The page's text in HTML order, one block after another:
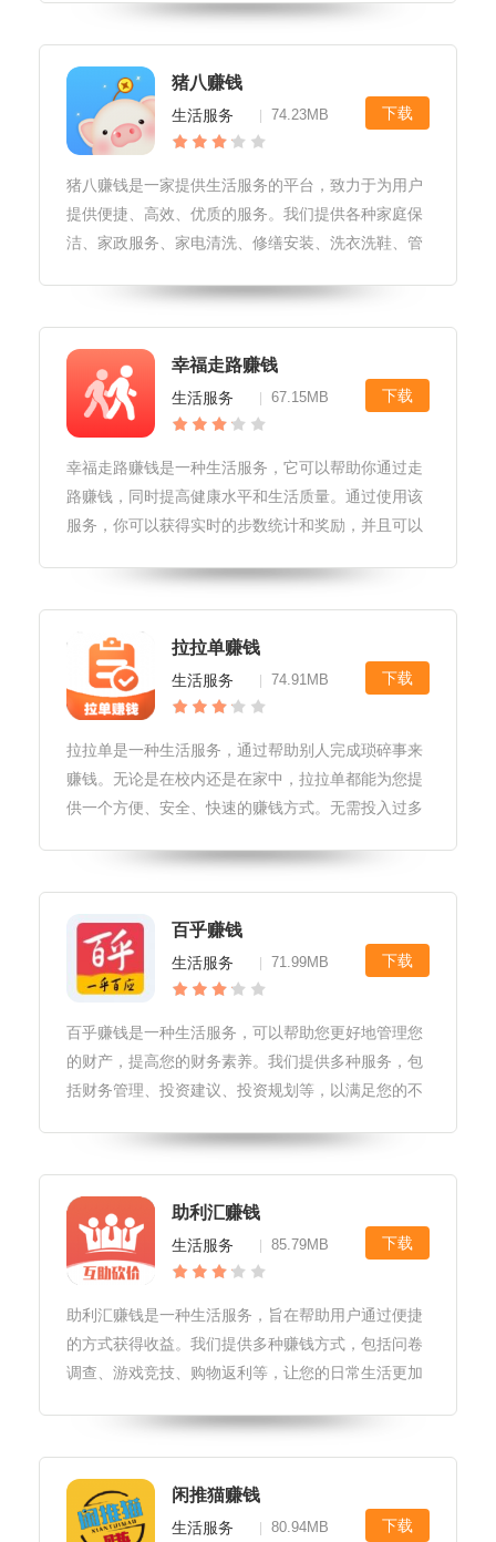
件更新1.修复了用户反馈的一些已知问题，提升了用
户体验。2.优化了软件界面，
猪八赚钱
生活服务 74.23MB 下载
猪八赚钱是一家提供生活服务的平台，致力于为用户
提供便捷、高效、优质的服务。我们提供各种家庭保
洁、家政服务、家电清洗、修缮安装、洗衣洗鞋、管
车等服务，让您享受全方位的生活服务。猪八赚钱软
件更新我们持续改进和更新软件，
幸福走路赚钱
生活服务 67.15MB 下载
幸福走路赚钱是一种生活服务，它可以帮助你通过走
路赚钱，同时提高健康水平和生活质量。通过使用该
服务，你可以获得实时的步数统计和奖励，并且可以
钱软件特色幸福走路赚钱软件是一款简单易用的赚钱
应用，用户只需通过步行或跑步的
拉拉单赚钱
生活服务 74.91MB 下载
拉拉单是一种生活服务，通过帮助别人完成琐碎事来
赚钱。无论是在校内还是在家中，拉拉单都能为您提
供一个方便、安全、快速的赚钱方式。无需投入过多
益。无论是作为一种额外的收入还是作为一个全职的
工作，拉拉单都是您的理想之选。
百乎赚钱
生活服务 71.99MB 下载
百乎赚钱是一种生活服务，可以帮助您更好地管理您
的财产，提高您的财务素养。我们提供多种服务，包
括财务管理、投资建议、投资规划等，以满足您的不
乎赚钱软件更新1.软件开发者会定期发布软件更新，
以改进软件性能和修复可能存在
助利汇赚钱
生活服务 85.79MB 下载
助利汇赚钱是一种生活服务，旨在帮助用户通过便捷
的方式获得收益。我们提供多种赚钱方式，包括问卷
调查、游戏竞技、购物返利等，让您的日常生活更加
绍：助利汇赚钱软件特性1.多渠道任务赚钱：助利汇
赚钱提供了多种赚钱方式，包括
闲推猫赚钱
生活服务 80.94MB 下载